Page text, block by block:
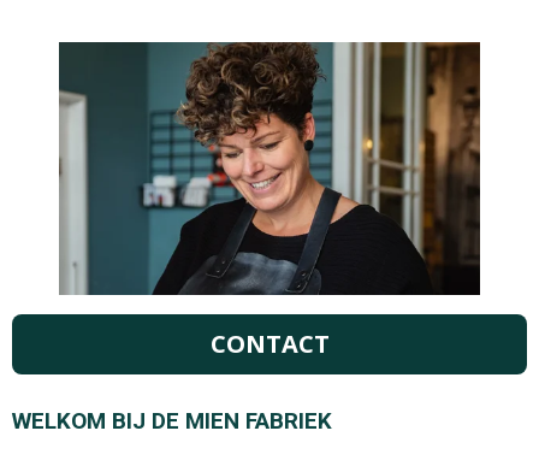
CONTACT
WELKOM BIJ DE MIEN FABRIEK